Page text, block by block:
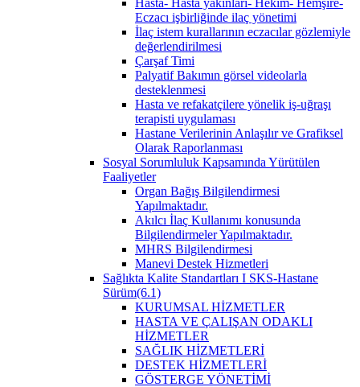
Eczacı işbirliğinde ilaç yönetimi
İlaç istem kurallarının eczacılar gözlemiyle
değerlendirilmesi
Çarşaf Timi
Palyatif Bakımın görsel videolarla
desteklenmesi
Hasta ve refakatçilere yönelik iş-uğraşı
terapisti uygulaması
Hastane Verilerinin Anlaşılır ve Grafiksel
Olarak Raporlanması
Sosyal Sorumluluk Kapsamında Yürütülen
Faaliyetler
Organ Bağış Bilgilendirmesi
Yapılmaktadır.
Akılcı İlaç Kullanımı konusunda
Bilgilendirmeler Yapılmaktadır.
MHRS Bilgilendirmesi
Manevi Destek Hizmetleri
Sağlıkta Kalite Standartları I SKS-Hastane
Sürüm(6.1)
KURUMSAL HİZMETLER
HASTA VE ÇALIŞAN ODAKLI
HİZMETLER
SAĞLIK HİZMETLERİ
DESTEK HİZMETLERİ
GÖSTERGE YÖNETİMİ